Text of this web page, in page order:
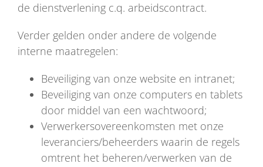
de dienstverlening c.q. arbeidscontract.
Verder gelden onder andere de volgende
interne maatregelen:
Beveiliging van onze website en intranet;
Beveiliging van onze computers en tablets
door middel van een wachtwoord;
Verwerkersovereenkomsten met onze
leveranciers/beheerders waarin de regels
omtrent het beheren/verwerken van de